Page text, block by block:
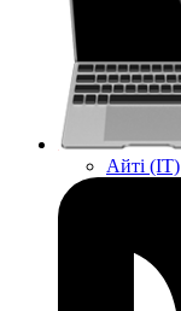
Айті (IT)